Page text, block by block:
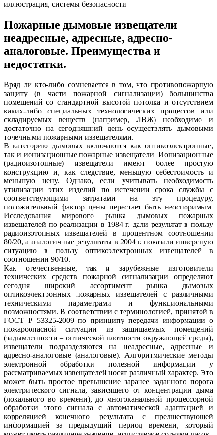
Пожарные дымовые извещатели
неадресные, адресные, адресно-
аналоговые. Преимущества и
недостатки.
Вряд ли кто-либо сомневается в том, что противопожарную
защиту (в части пожарной сигнализации) большинства
помещений со стандартной высотой потолка и отсутствием
каких-либо специальных технологических процессов или
складируемых веществ (например, ЛВЖ) необходимо и
достаточно на сегодняшний день осуществлять дымовыми
точечными пожарными извещателями.
В категорию дымовых включаются как оптикоэлектронные,
так и ионизационные пожарные извещатели. Ионизационные
(радиоизотопные) извещатели имеют более простую
конструкцию и, как следствие, меньшую себестоимость и
меньшую цену. Однако, если учитывать необходимость
утилизации этих изделий по истечении срока службы с
соответствующими затратами на эту процедуру,
положительный фактор цены перестает быть неоспоримым.
Исследования мирового рынка дымовых пожарных
извещателей по реализации в 1984 г. дали результат в пользу
радиоизотопных извещателей в процентном соотношении
80/20, а аналогичные результаты в 2004 г. показали инверсную
ситуацию в пользу оптикоэлектронных извещателей в
соотношении 90/10.
Как отечественные, так и зарубежные изготовители
технических средств пожарной сигнализации определяют
сегодня широкий ассортимент рынка дымовых
оптикоэлектронных пожарных извещателей с различными
техническими параметрами и функциональными
возможностями. В соответствии с терминологией, принятой в
ГОСТ Р 53325-2009 по принципу передачи информации о
пожароопасной ситуации из защищаемых помещений
(задымленности – оптической плотности окружающей среды),
извещатели подразделяются на неадресные, адресные и
адресно-аналоговые (аналоговые). Алгоритмические методы
электронной обработки полезной информации у
рассматриваемых извещателей носят различный характер. Это
может быть простое превышение заранее заданного порога
электрического сигнала, зависящего от концентрации дыма
(локального во времени), до многоканальной процессорной
обработки этого сигнала с автоматической адаптацией и
корреляцией конечного результата с предшествующей
информацией за предыдущий период времени, который